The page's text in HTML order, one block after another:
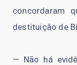
concordaram
destituição de
— Não há